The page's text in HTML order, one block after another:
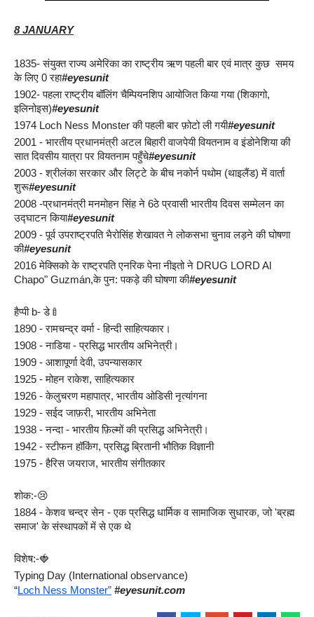
8 JANUARY
1835- संयुक्त राज्य अमेरिका का राष्ट्रीय ऋण पहली बार एवं मात्र कुछ  समय
के लिए 0 रहा#eyesunit
1902- पहला राष्ट्रीय बॉलिंग चैम्पियनशिप आयोजित किया गया (शिकागो,
इलिनोइस)#eyesunit
1974 Loch Ness Monster की पहली बार फ़ोटो ली गयी#eyesunit
2001 - भारतीय प्रधानमंत्री अटल बिहारी वाजपेयी वियतनाम व इंडोनेशिया की
सात दिवसीय यात्रा पर वियतनाम पहुँचे#eyesunit
2003 - श्रीलंका सरकार और लिट्टे के बीच नकोर्न पथोम (थाइलैंड) में वार्ता
शुरू#eyesunit
2008 -प्रधानमंत्री मनमोहन सिंह ने 6ठे प्रवासी भारतीय दिवस सम्मेलन का
उद्घाटन किया#eyesunit
2009 - पूर्व उपराष्ट्रपति भैरोसिंह शेखावत ने लोकसभा चुनाव लड़ने की घोषणा
की#eyesunit
2016 मेक्सिको के राष्ट्रपति एनरिक पेना नीइतो ने DRUG LORD Al
Chapo" Guzmán,के पुन: पकड़े की घोषणा की#eyesunit
हैप्पी b- डे🍼
1890 - रामचन्द्र वर्मा - हिन्दी साहित्यकार।
1908 - नाडिया - प्रसिद्ध भारतीय अभिनेत्री।
1909 - आशापूर्णा देवी, उपन्यासकार
1925 - मोहन राकेश, साहित्यकार
1926 - केलुचरण महापात्र, भारतीय ओडिसी नृत्यांगना
1929 - सईद जाफ़री, भारतीय अभिनेता
1938 - नन्दा - भारतीय फ़िल्मों की प्रसिद्ध अभिनेत्री।
1942 - स्टीफन हॉकिंग, प्रसिद्ध ब्रितानी भौतिक विज्ञानी
1975 - हैरिस जयराज, भारतीय संगीतकार
शोक:-😢
1884 - केशव चन्द्र सेन - एक प्रसिद्ध धार्मिक व सामाजिक सुधारक, जो 'ब्रह्म
समाज' के संस्थापकों में से एक थे
विशेष:-🍓
Typing Day (International observance)
“Loch Ness Monster” #eyesunit.com